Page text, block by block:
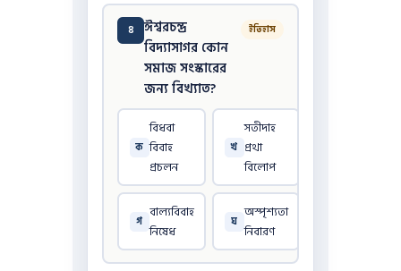
৪
ঈশ্বরচন্দ্র
বিদ্যাসাগর কোন
সমাজ সংস্কারের
জন্য বিখ্যাত?
ইতিহাস
ক
বিধবা
বিবাহ
প্রচলন
খ
সতীদাহ
প্রথা
বিলোপ
গ বাল্যবিবাহ
নিষেধ
ঘ অস্পৃশ্যতা
নিবারণ